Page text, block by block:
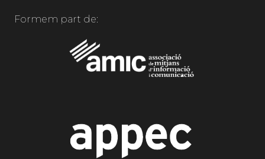
Formem part de: